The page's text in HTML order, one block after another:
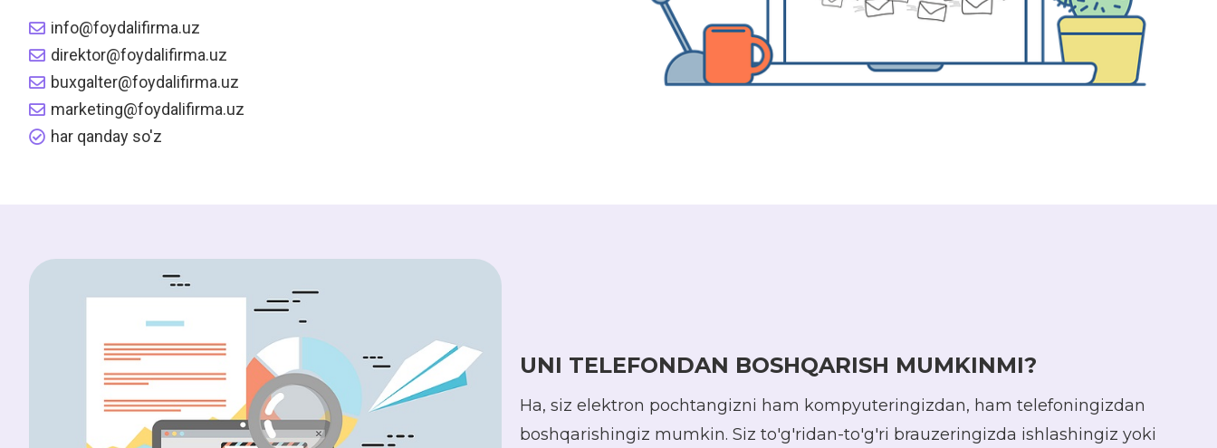
info@foydalifirma.uz
direktor@foydalifirma.uz
buxgalter@foydalifirma.uz
marketing@foydalifirma.uz
har qanday so'z
UNI TELEFONDAN BOSHQARISH MUMKINMI?
Ha, siz elektron pochtangizni ham kompyuteringizdan, ham telefoningizdan
boshqarishingiz mumkin. Siz to'g'ridan-to'g'ri brauzeringizda ishlashingiz yoki